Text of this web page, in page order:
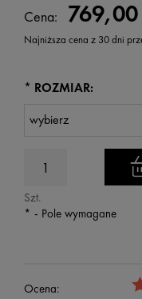
Cena: 769,00
Najniższa cena z 30 dni
* ROZMIAR:
Szt.
* - Pole wymagane
Ocena: